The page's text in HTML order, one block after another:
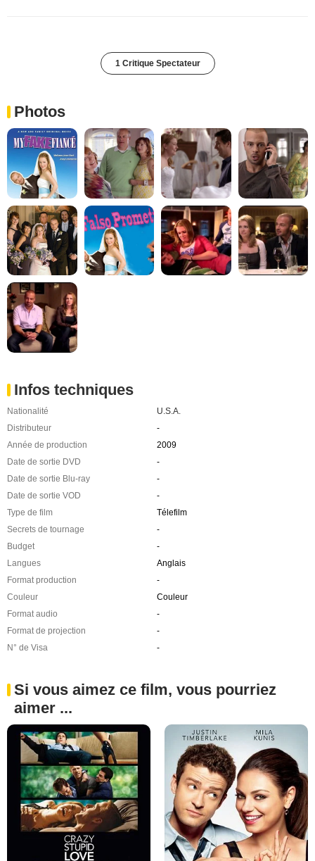
1 Critique Spectateur
Photos
Infos techniques
Nationalité
U.S.A.
Distributeur
-
Année de production
2009
Date de sortie DVD
-
Date de sortie Blu-ray
-
Date de sortie VOD
-
Type de film
Télefilm
Secrets de tournage
-
Budget
-
Langues
Anglais
Format production
-
Couleur
Couleur
Format audio
-
Format de projection
-
N° de Visa
-
Si vous aimez ce film, vous pourriez
aimer ...